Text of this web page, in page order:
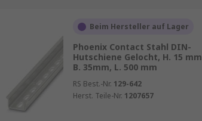
Beim Hersteller auf Lager
Phoenix Contact Stahl DIN-
Hutschiene Gelocht, H. 15 mm
B. 35mm, L. 500 mm
RS Best.-Nr. 129-642
Herst. Teile-Nr. 1207657